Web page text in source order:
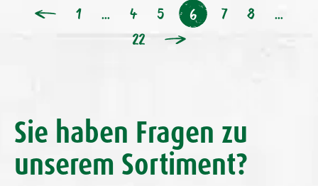
1 … 4 5 6 7 8
…
22
Sie haben Fragen zu
unserem Sortiment?